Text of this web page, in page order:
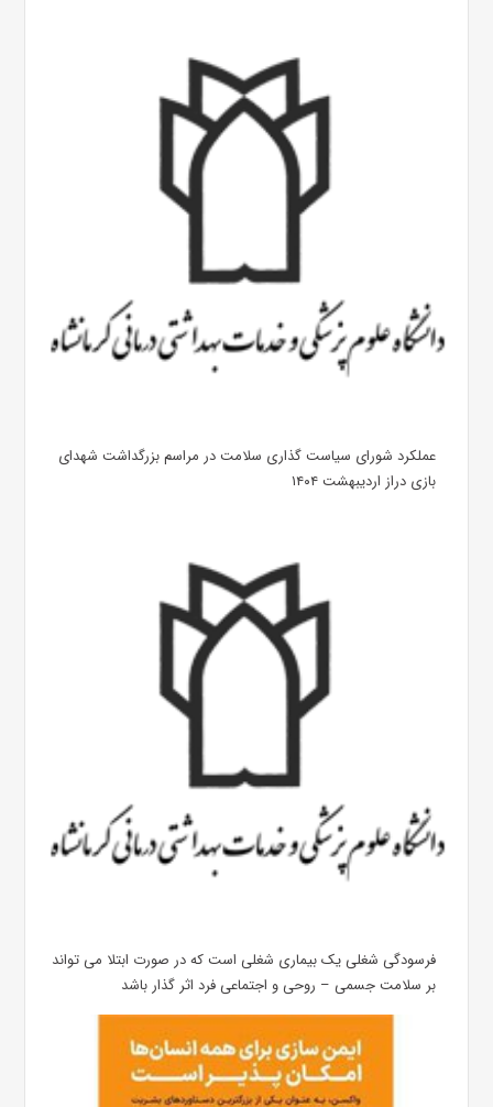
عملکرد شورای سیاست گذاری سلامت در مراسم بزرگداشت شهدای
بازی دراز اردیبهشت ۱۴۰۴
فرسودگی شغلی یک بیماری شغلی است که در صورت ابتلا می تواند
بر سلامت جسمی – روحی و اجتماعی فرد اثر گذار باشد